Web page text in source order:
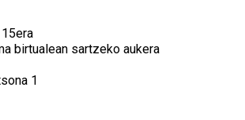
birtualean sartzeko aukera
1